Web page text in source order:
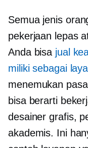
Semua jenis
pekerjaan lepas
Anda bisa jual
miliki sebagai
menemukan
bisa berarti
desainer grafis,
akademis. Ini